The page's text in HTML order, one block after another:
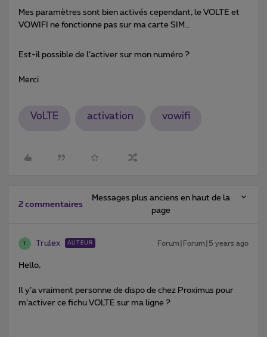
Mes paramètres sont bien activés cependant, le VOLTE et
VOWIFI ne fonctionne pas sur ma carte SIM…
Est-il possible de l’activer sur mon numéro ?
Merci
VoLTE activation vowifi
2 commentaires
Messages plus anciens en haut de la
page
T Trulex AUTEUR Forum|Forum|5 years ago
Hello,
Il y’a vraiment personne de dispo de chez Proximus pour
m’activer ce fichu VOLTE sur ma ligne ?